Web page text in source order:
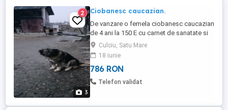
3
2 Ciobanesc caucazian.
De vanzare o femela ciobanesc caucazian
de 4 ani la 150 E cu carnet de sanatate si
cu vaccinuri lazi
Culciu, Satu Mare
18 iunie
786 RON
Telefon validat